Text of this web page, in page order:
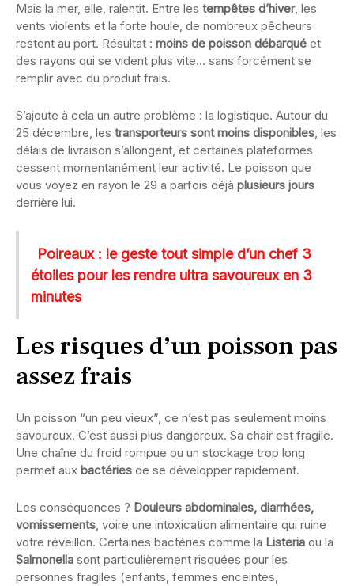
Mais la mer, elle, ralentit. Entre les tempêtes d’hiver, les
vents violents et la forte houle, de nombreux pêcheurs
restent au port. Résultat : moins de poisson débarqué et
des rayons qui se vident plus vite… sans forcément se
remplir avec du produit frais.
S’ajoute à cela un autre problème : la logistique. Autour du
25 décembre, les transporteurs sont moins disponibles, les
délais de livraison s’allongent, et certaines plateformes
cessent momentanément leur activité. Le poisson que
vous voyez en rayon le 29 a parfois déjà plusieurs jours
derrière lui.
Poireaux : le geste tout simple d’un chef 3
étoiles pour les rendre ultra savoureux en 3
minutes
Les risques d’un poisson pas
assez frais
Un poisson “un peu vieux”, ce n’est pas seulement moins
savoureux. C’est aussi plus dangereux. Sa chair est fragile.
Une chaîne du froid rompue ou un stockage trop long
permet aux bactéries de se développer rapidement.
Les conséquences ? Douleurs abdominales, diarrhées,
vomissements, voire une intoxication alimentaire qui ruine
votre réveillon. Certaines bactéries comme la Listeria ou la
Salmonella sont particulièrement risquées pour les
personnes fragiles (enfants, femmes enceintes,